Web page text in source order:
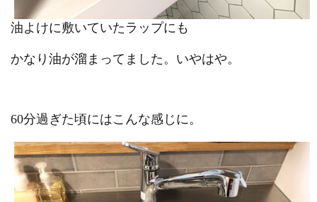
油よけに敷いていたラップにも
かなり油が溜まってました。いやはや。
60分過ぎた頃にはこんな感じに。